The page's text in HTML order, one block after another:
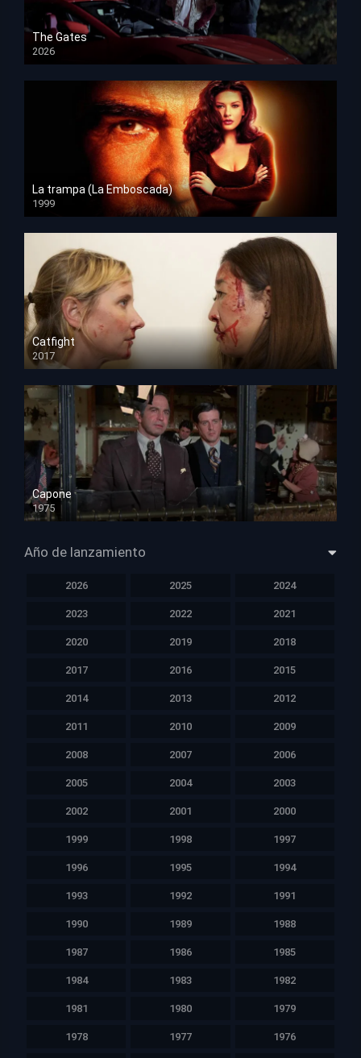
The Gates
2026
HD 1080p
La trampa (La Emboscada)
1999
HD 1080p
Catfight
2017
HD 720p
Capone
1975
HD 1080p
Año de lanzamiento
2026 2025 2024
2023 2022 2021
2020 2019 2018
2017 2016 2015
2014 2013 2012
2011 2010 2009
2008 2007 2006
2005 2004 2003
2002 2001 2000
1999 1998 1997
1996 1995 1994
1993 1992 1991
1990 1989 1988
1987 1986 1985
1984 1983 1982
1981 1980 1979
1978 1977 1976